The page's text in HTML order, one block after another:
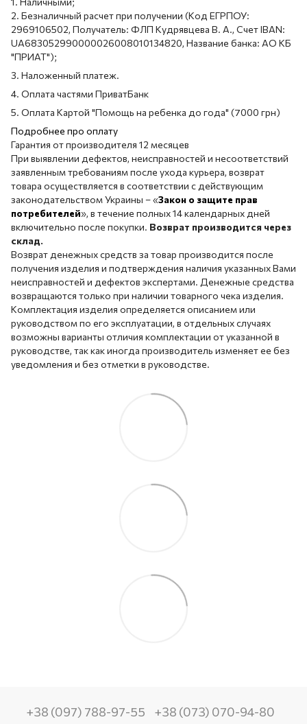
2. Безналичный расчет при получении (Код ЕГРПОУ:
2969106502, Получатель: ФЛП Кудрявцева В. А., Счет IBAN:
UA683052990000026008010134820, Название банка: АО КБ
"ПРИАТ");
3. Наложенный платеж.
4. Оплата частями ПриватБанк
5. Оплата Картой "Помощь на ребенка до года" (7000 грн)
Подробнее про оплату
Гарантия от производителя 12 месяцев
При выявлении дефектов, неисправностей и несоответствий
заявленным требованиям после ухода курьера, возврат
товара осуществляется в соответствии с действующим
законодательством Украины – «Закон о защите прав
потребителей», в течение полных 14 календарных дней
включительно после покупки. Возврат производится через
склад.
Возврат денежных средств за товар производится после
получения изделия и подтверждения наличия указанных Вами
неисправностей и дефектов экспертами. Денежные средства
возвращаются только при наличии товарного чека изделия.
Комплектация изделия определяется описанием или
руководством по его эксплуатации, в отдельных случаях
возможны варианты отличия комплектации от указанной в
руководстве, так как иногда производитель изменяет ее без
уведомления и без отметки в руководстве.
+38 (097) 788-97-55 +38 (073) 070-94-80